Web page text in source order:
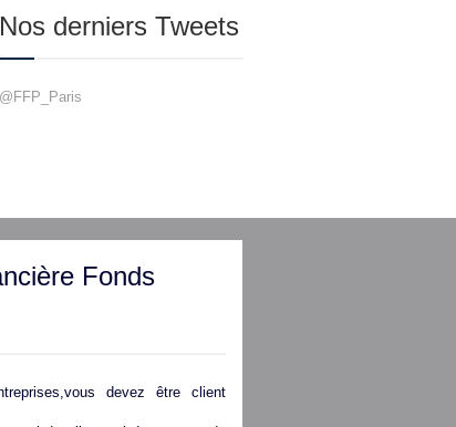
Nos derniers Tweets
@FFP_Paris
Fonds
devez être client